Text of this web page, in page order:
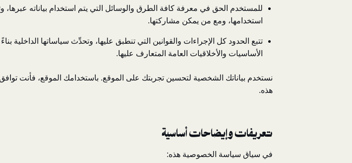
للمستخدم الحق في معرفة كافة الطرق والوسائل التي يتم استخدام بياناته
استخدامها، ومع من يمكن مشاركتها.
تتبع الحدود كل الإجراءات والقوانين التي تنطبق عليها، وتحدِّث سياساتها
الأساسيات والأخلاقيات العامة المتعارف عليها.
نستخدم بياناتك الشخصية لتحسين تجربتك على الموقع. باستخدامك الموقع، فأنت
هذه.
تعريفات وإيضاحات أساسية
في سياق سياسة الخصوصية هذه: